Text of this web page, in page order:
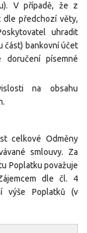
V případě, že z
dle předchozí věty,
uhradit
část) bankovní účet
písemné
na obsahu
celkové Odměny
smlouvy. Za
Poplatku považuje
dle čl. 4
výše Poplatků (v